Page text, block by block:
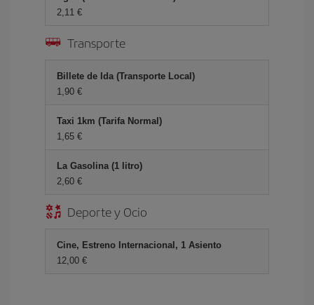
2,11 €
Transporte
Billete de Ida (Transporte Local)
1,90 €
Taxi 1km (Tarifa Normal)
1,65 €
La Gasolina (1 litro)
2,60 €
Deporte y Ocio
Cine, Estreno Internacional, 1 Asiento
12,00 €